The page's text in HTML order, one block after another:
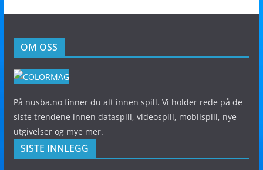
OM OSS
På nusba.no finner du alt innen spill. Vi holder rede på de
siste trendene innen dataspill, videospill, mobilspill, nye
utgivelser og mye mer.
SISTE INNLEGG